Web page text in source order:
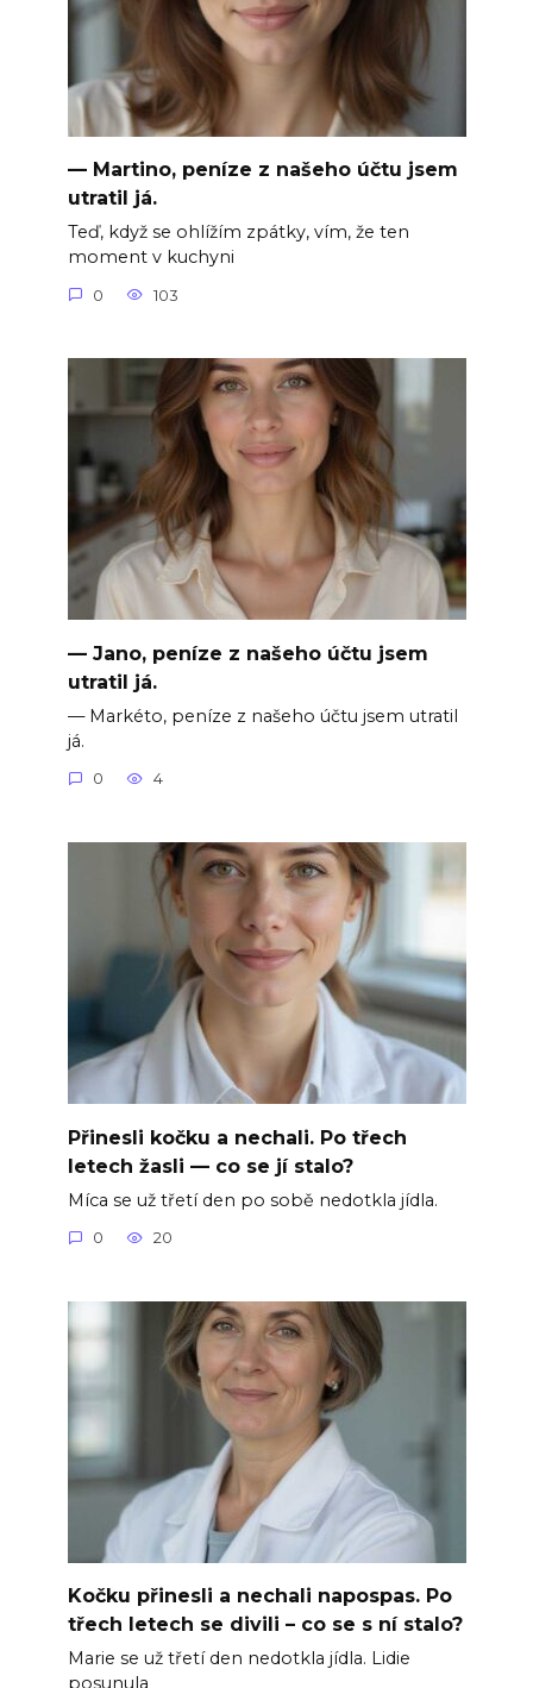
— Martino, peníze z našeho účtu jsem
utratil já.
Teď, když se ohlížím zpátky, vím, že ten
moment v kuchyni
0 103
— Jano, peníze z našeho účtu jsem
utratil já.
— Markéto, peníze z našeho účtu jsem utratil
já.
0 4
Přinesli kočku a nechali. Po třech
letech žasli — co se jí stalo?
Míca se už třetí den po sobě nedotkla jídla.
0 20
Kočku přinesli a nechali napospas. Po
třech letech se divili – co se s ní stalo?
Marie se už třetí den nedotkla jídla. Lidie
posunula